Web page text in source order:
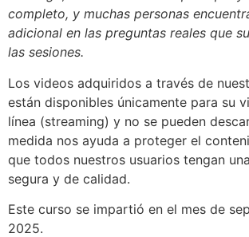
completo, y muchas personas
adicional en las preguntas reales que
las sesiones.
Los videos adquiridos a través de
están disponibles únicamente para su
línea (streaming) y no se pueden
medida nos ayuda a proteger el
que todos nuestros usuarios tengan
segura y de calidad.
Este curso se impartió en el mes de
2025.